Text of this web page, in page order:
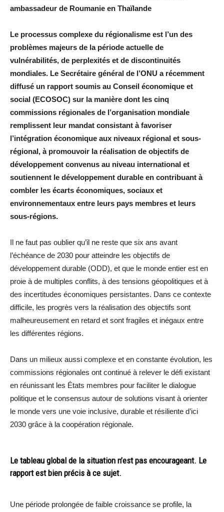
ambassadeur de Roumanie en Thaïlande
Le processus complexe du régionalisme est l’un des
problèmes majeurs de la période actuelle de
vulnérabilités, de perplexités et de discontinuités
mondiales. Le Secrétaire général de l’ONU a récemment
diffusé un rapport soumis au Conseil économique et
social (ECOSOC) sur la manière dont les cinq
commissions régionales de l’organisation mondiale
remplissent leur mandat consistant à favoriser
l’intégration économique aux niveaux régional et sous-
régional, à promouvoir la réalisation de objectifs de
développement convenus au niveau international et
soutiennent le développement durable en contribuant à
combler les écarts économiques, sociaux et
environnementaux entre leurs pays membres et leurs
sous-régions.
Il ne faut pas oublier qu’il ne reste que six ans avant
l’échéance de 2030 pour atteindre les objectifs de
développement durable (ODD), et que le monde entier est en
proie à de multiples conflits, à des tensions géopolitiques et à
des incertitudes économiques persistantes. Dans ce contexte
difficile, les progrès vers la réalisation des objectifs sont
malheureusement en retard et sont fragiles et inégaux entre
les différentes régions.
Dans un milieux aussi complexe et en constante évolution, les
commissions régionales ont continué à relever le défi existant
en réunissant les États membres pour faciliter le dialogue
politique et le consensus autour de solutions visant à orienter
le monde vers une voie inclusive, durable et résiliente d’ici
2030 grâce à la coopération régionale.
Le tableau global de la situation n’est pas encourageant. Le
rapport est bien précis à ce sujet.
Une période prolongée de faible croissance se profile, la